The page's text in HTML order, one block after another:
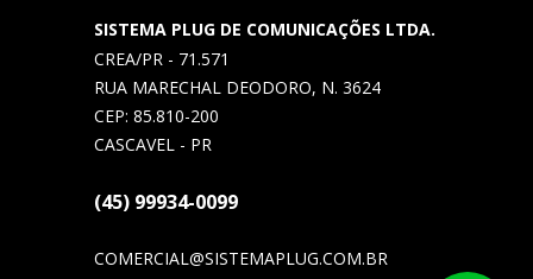
SISTEMA PLUG DE COMUNICAÇÕES LTDA.
CREA/PR - 71.571
RUA MARECHAL DEODORO, N. 3624
CEP: 85.810-200
CASCAVEL - PR
(45) 99934-0099
COMERCIAL@SISTEMAPLUG.COM.BR